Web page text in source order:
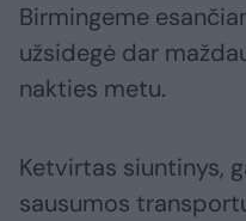
Birmingeme
užsidegė dar
nakties metu.
Ketvirtas siuntinys,
sausumos